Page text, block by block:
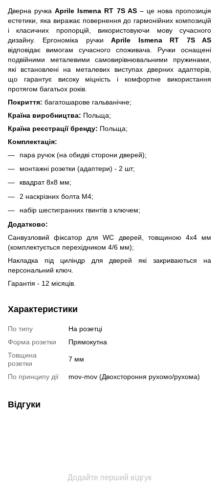
Дверна ручкаAprile Ismena RT 7S AS– це нова пропозиція
естетики, яка виражає повернення до гармонійних композицій
і класичних пропорцій, використовуючи мову сучасного
дизайну. Ергономіка ручкиAprile Ismena RT 7S AS
відповідає вимогам сучасного споживача. Ручки оснащені
подвійними металевими самовирівнювальними пружинами,
які встановлені на металевих виступах дверних адаптерів,
що гарантує високу міцність і комфортне використання
протягом багатьох років.
Покриття: багатошарове гальванічне;
Країна виробництва: Польща;
Країна реєстрації бренду: Польща;
Комплектація:
пара ручок (на обидві сторони дверей);
монтажні розетки (адаптери) - 2 шт;
квадрат 8х8 мм;
2 наскрізних болта М4;
набір шестигранних гвинтів з ключем;
Додатково:
Санвузловий фіксатор для WC дверей, товщиною 4х4 мм
(комплектується перехідником 4/6 мм);
Накладка під циліндр для дверей які закриваються на
персональний ключ.
Гарантія - 12 місяців.
Характеристики
По типу
На розетці
Форма розетки
Прямокутна
Товщина
розетки
7 мм
По принципу дії mov-mov (Двохстороння рухомо/рухома)
Відгуки
Додайте перший відгук